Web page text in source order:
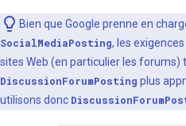
Bien que Google prenne en
SocialMediaPosting, les
sites Web (en particulier les forums)
DiscussionForumPosting plus
utilisons donc